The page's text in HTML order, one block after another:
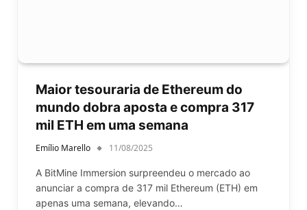
Maior tesouraria de Ethereum do
mundo dobra aposta e compra 317
mil ETH em uma semana
Emílio Marello 11/08/2025
A BitMine Immersion surpreendeu o mercado ao
anunciar a compra de 317 mil Ethereum (ETH) em
apenas uma semana, elevando…